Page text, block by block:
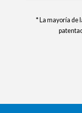
* La mayoría de